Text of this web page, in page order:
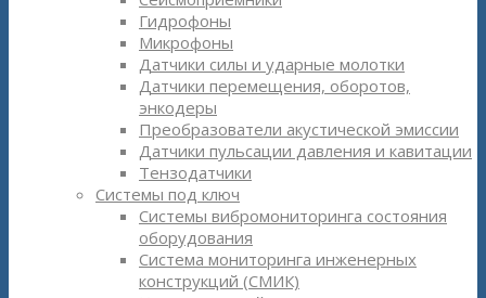
Гидрофоны
Микрофоны
Датчики силы и ударные молотки
Датчики перемещения, оборотов,
энкодеры
Преобразователи акустической эмиссии
Датчики пульсации давления и кавитации
Тензодатчики
Системы под ключ
Системы вибромониторинга состояния
оборудования
Система мониторинга инженерных
конструкций (СМИК)